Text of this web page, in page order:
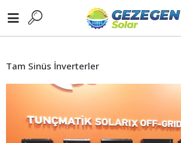
Tam Sinüs İnverterler